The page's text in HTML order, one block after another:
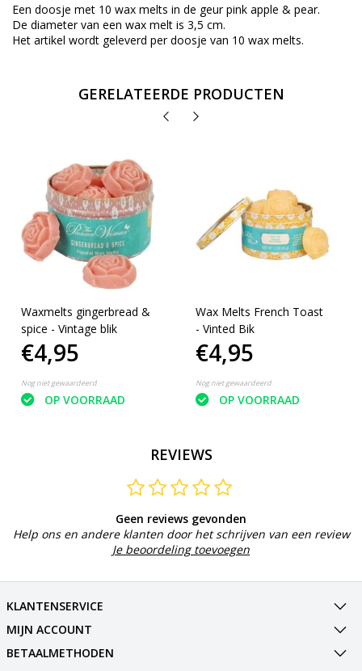
Een doosje met 10 wax melts in de geur pink apple & pear.
De diameter van een wax melt is 3,5 cm.
Het artikel wordt geleverd per doosje van 10 wax melts.
GERELATEERDE PRODUCTEN
Waxmelts gingerbread &
spice - Vintage blik
€4,95
Nog niet gewaardeerd
OP VOORRAAD
Wax Melts French Toast
- Vinted Bik
€4,95
Nog niet gewaardeerd
OP VOORRAAD
REVIEWS
Geen reviews gevonden
Help ons en andere klanten door het schrijven van een review
Je beoordeling toevoegen
KLANTENSERVICE
MIJN ACCOUNT
BETAALMETHODEN